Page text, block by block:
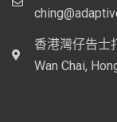
香港灣仔告士
Wan Chai,